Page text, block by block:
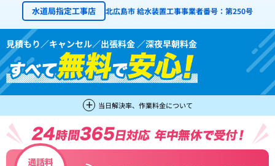
水道局指定工事店 北広島市 給水装置工事事業者番号：第250号
見積もり／キャンセル／出張料金 ／深夜早朝料金
当日解決率、作業料金について